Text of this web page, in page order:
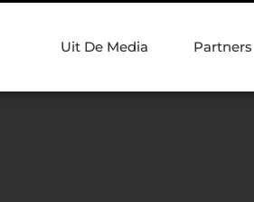
Uit De Media Partners